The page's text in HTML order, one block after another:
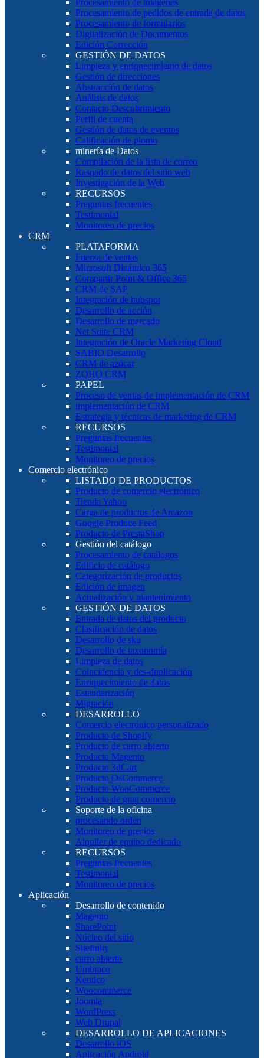
Procesamiento de imágenes
Procesamiento de pedidos de entrada de datos
Procesamiento de formularios
Digitalización de Documentos
Edición Corrección
GESTIÓN DE DATOS
Limpieza y enriquecimiento de datos
Gestión de direcciones
Abstracción de datos
Análisis de datos
Contacto Descubrimiento
Perfil de cuenta
Gestión de datos de eventos
Calificación de plomo
minería de Datos
Compilación de la lista de correo
Raspado de datos del sitio web
Investigación de la Web
RECURSOS
Preguntas frecuentes
Testimonial
Monitoreo de precios
CRM
PLATAFORMA
Fuerza de ventas
Microsoft Dinámico 365
Compartir Point & Office 365
CRM de SAP
Integración de hubspot
Desarrollo de acción
Desarrollo de mercado
Net Suite CRM
Integración de Oracle Marketing Cloud
SABIO Desarrollo
CRM de azúcar
ZOHO CRM
PAPEL
Proceso de ventas de implementación de CRM
implementación de CRM
Estrategia y técnicas de marketing de CRM
RECURSOS
Preguntas frecuentes
Testimonial
Monitoreo de precios
Comercio electrónico
LISTADO DE PRODUCTOS
Producto de comercio electrónico
Tienda Yahoo
Carga de productos de Amazon
Google Produce Feed
Producto de PrestaShop
Gestión del catálogo
Procesamiento de catálogos
Edificio de catálogo
Categorización de productos
Edición de imagen
Actualización y mantenimiento
GESTIÓN DE DATOS
Entrada de datos del producto
Clasificación de datos
Desarrollo de sku
Desarrollo de taxonomía
Limpieza de datos
Coincidencia y des-duplicación
Enriquecimiento de datos
Estandarización
Migración
DESARROLLO
Comercio electrónico personalizado
Producto de Shopify
Producto de carro abierto
Producto Magento
Producto 3dCart
Producto OsCommerce
Producto WooCommerce
Producto de gran comercio
Soporte de la oficina
procesando orden
Monitoreo de precios
Alquiler de equipo dedicado
RECURSOS
Preguntas frecuentes
Testimonial
Monitoreo de precios
Aplicación
Desarrollo de contenido
Magento
SharePoint
Núcleo del sitio
Sitefinity
carro abierto
Umbraco
Kentico
Woocommerce
Joomla
WordPress
Web Drupal
DESARROLLO DE APLICACIONES
Desarrollo iOS
Aplicación Android